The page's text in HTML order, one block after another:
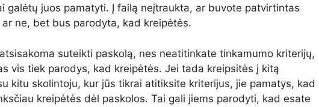
galėtų juos pamatyti. Į failą neįtraukta, ar buvote patvirtintas
ar ne, bet bus parodyta, kad kreipėtės.
suteikti paskolą, nes neatitinkate tinkamumo kriterijų,
vis tiek parodys, kad kreipėtės. Jei tada kreipsitės į kitą
kitu skolintoju, kur jūs tikrai atitiksite kriterijus, jie pamatys, kad
kreipėtės dėl paskolos. Tai gali jiems parodyti, kad esate